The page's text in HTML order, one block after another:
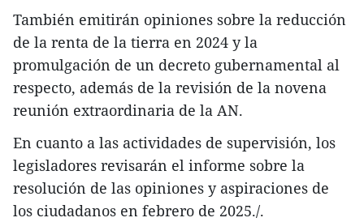
También emitirán opiniones sobre la reducción
de la renta de la tierra en 2024 y la
promulgación de un decreto gubernamental al
respecto, además de la revisión de la novena
reunión extraordinaria de la AN.
En cuanto a las actividades de supervisión, los
legisladores revisarán el informe sobre la
resolución de las opiniones y aspiraciones de
los ciudadanos en febrero de 2025./.